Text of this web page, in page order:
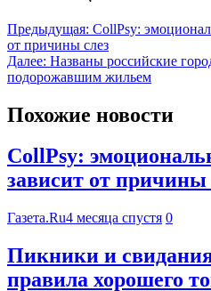
Предыдущая: CollPsy:
от причины слез
Далее: Названы российские
подорожавшим жильем
Похожие новости
CollPsy:
зависит от причины
Газета.Ru4 месяца спустя 0
Пикники и
правила хорошего